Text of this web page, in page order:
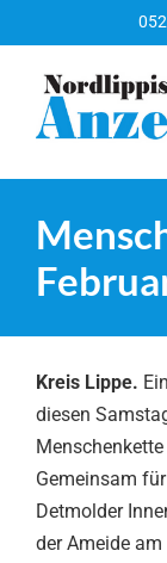
Inhalt
springen
Kreis Lippe.
diesen
Gemeinsam
Detmolder
der Ameide